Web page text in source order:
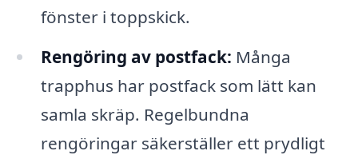
fönster i toppskick.
Rengöring av postfack: Många
trapphus har postfack som lätt kan
samla skräp. Regelbundna
rengöringar säkerställer ett prydligt